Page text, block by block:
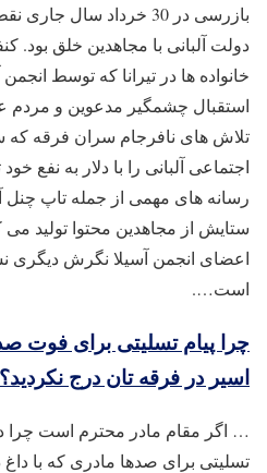
بازرسی در 30 خرداد سال
دولت آلبانی با مجاهدین خلق بود.
خانواده ها در تیرانا که توسط
استقبال چشمگیر مدعوین و مردم
تلاش های نافرجام سران فرقه
اجتماعی آلبانی را با دلار به نفع
رسانه های مهمی از جمله تاپ چنل
ستایش از مجاهدین محتوا تولید
اعضای انجمن آسیلا نگرش دیگری
است….
چرا پیام تسلیتی برای فوت
اسیر در فرقه تان درج نکردید؟
… اگر مقام مادر محترم است چرا
تسلیتی برای صدها مادری که با